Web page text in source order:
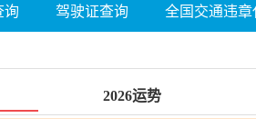
询 驾驶证查询 全国交通违
2026运势